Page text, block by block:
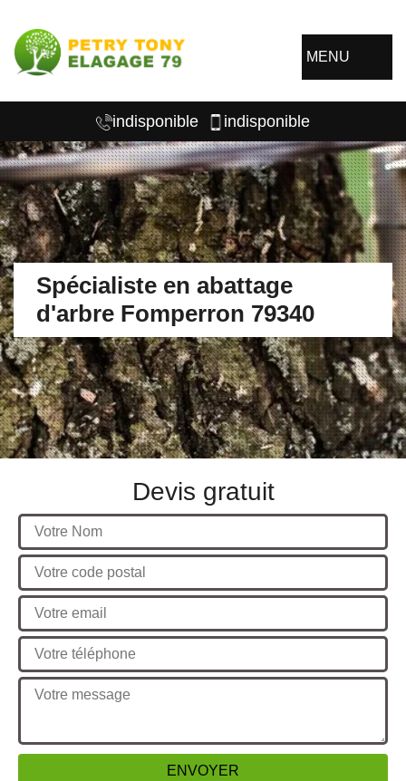
MENU
indisponible indisponible
Spécialiste en abattage
d'arbre Fomperron 79340
Devis gratuit